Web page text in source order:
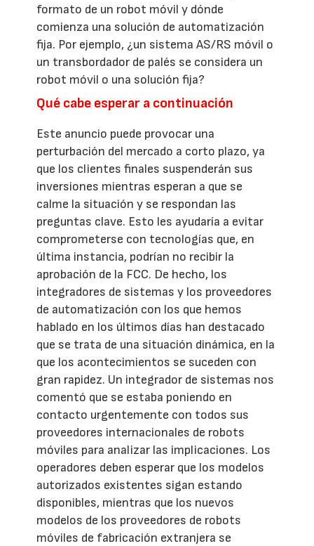
formato de un robot móvil y dónde
comienza una solución de automatización
fija. Por ejemplo, ¿un sistema AS/RS móvil o
un transbordador de palés se considera un
robot móvil o una solución fija?
Qué cabe esperar a continuación
Este anuncio puede provocar una
perturbación del mercado a corto plazo, ya
que los clientes finales suspenderán sus
inversiones mientras esperan a que se
calme la situación y se respondan las
preguntas clave. Esto les ayudaría a evitar
comprometerse con tecnologías que, en
última instancia, podrían no recibir la
aprobación de la FCC. De hecho, los
integradores de sistemas y los proveedores
de automatización con los que hemos
hablado en los últimos días han destacado
que se trata de una situación dinámica, en la
que los acontecimientos se suceden con
gran rapidez. Un integrador de sistemas nos
comentó que se estaba poniendo en
contacto urgentemente con todos sus
proveedores internacionales de robots
móviles para analizar las implicaciones. Los
operadores deben esperar que los modelos
autorizados existentes sigan estando
disponibles, mientras que los nuevos
modelos de los proveedores de robots
móviles de fabricación extranjera se